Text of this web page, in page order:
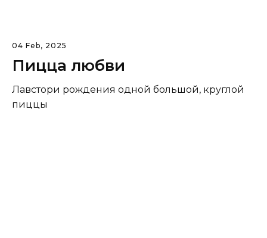
04 Feb, 2025
Пицца любви
Лавстори рождения одной большой, круглой
пиццы